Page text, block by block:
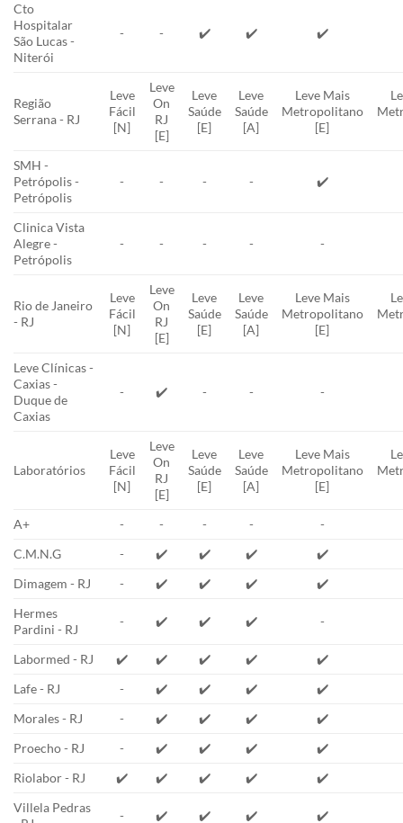
Cto
Hospitalar
São Lucas -
Niterói
- - ✔️ ✔️ ✔️
Região
Serrana - RJ
Leve
Fácil
[N]
Leve
On
RJ
[E]
Leve
Saúde
[E]
Leve
Saúde
[A]
Leve Mais
Metropolitano
[E]
SMH -
Petrópolis -
Petrópolis
- - - - ✔️
Clinica Vista
Alegre -
Petrópolis
- - - - -
Rio de Janeiro
- RJ
Leve
Fácil
[N]
Leve
On
RJ
[E]
Leve
Saúde
[E]
Leve
Saúde
[A]
Leve Mais
Metropolitano
[E]
Leve Clínicas -
Caxias -
Duque de
Caxias
- ✔️ - - -
Laboratórios
Leve
Fácil
[N]
Leve
On
RJ
[E]
Leve
Saúde
[E]
Leve
Saúde
[A]
Leve Mais
Metropolitano
[E]
A+ - - - -
-
C.M.N.G
- ✔️ ✔️ ✔️
✔️
Dimagem - RJ
- ✔️ ✔️ ✔️
✔️
Hermes
Pardini - RJ
- ✔️ ✔️ ✔️ -
Labormed - RJ ✔️ ✔️ ✔️ ✔️
✔️
Lafe - RJ
- ✔️ ✔️ ✔️
✔️
Morales - RJ
- ✔️ ✔️ ✔️
✔️
Proecho - RJ
- ✔️ ✔️ ✔️
✔️
Riolabor - RJ
✔️ ✔️ ✔️ ✔️
✔️
Villela Pedras
- ✔️ ✔️ ✔️ ✔️